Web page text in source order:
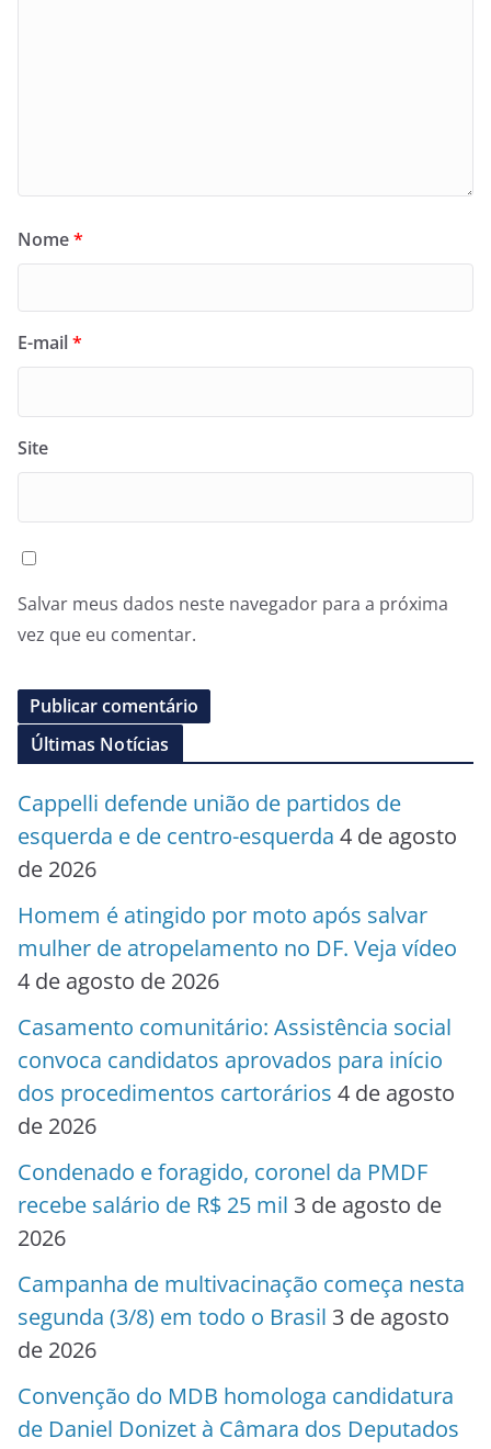
Nome*
E-mail*
Site
Salvar meus dados neste navegador para a próxima
vez que eu comentar.
Últimas Notícias
Cappelli defende união de partidos de
esquerda e de centro-esquerda 4 de agosto
de 2026
Homem é atingido por moto após salvar
mulher de atropelamento no DF. Veja vídeo
4 de agosto de 2026
Casamento comunitário: Assistência social
convoca candidatos aprovados para início
dos procedimentos cartorários 4 de agosto
de 2026
Condenado e foragido, coronel da PMDF
recebe salário de R$ 25 mil 3 de agosto de
2026
Campanha de multivacinação começa nesta
segunda (3/8) em todo o Brasil 3 de agosto
de 2026
Convenção do MDB homologa candidatura
de Daniel Donizet à Câmara dos Deputados